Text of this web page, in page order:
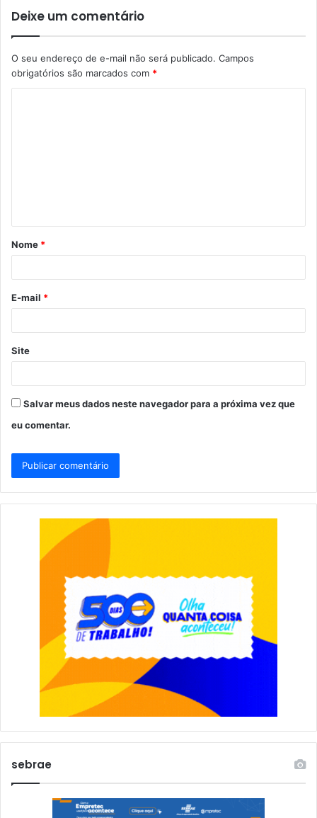
Deixe um comentário
O seu endereço de e-mail não será publicado. Campos
obrigatórios são marcados com *
á
r
*
Nome *
E-mail *
Site
Salvar meus dados neste navegador para a próxima vez que
eu comentar.
sebrae